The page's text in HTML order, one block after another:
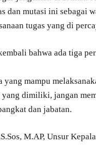
dan mutasi ini sebagai
tugas yang di
bahwa ada tiga
yang mampu
dimiliki, jangan
dan jabatan.
M.AP, Unsur